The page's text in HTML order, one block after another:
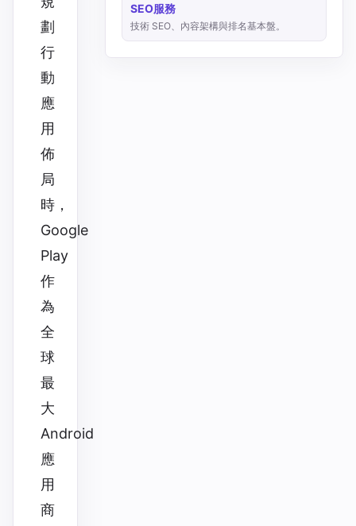
劃
行
動
應
用
佈
局
時，
Google
Play
作
為
全
球
最
大
Android
應
用
商
SEO服務
技術 SEO、內容架構與排名基本盤。